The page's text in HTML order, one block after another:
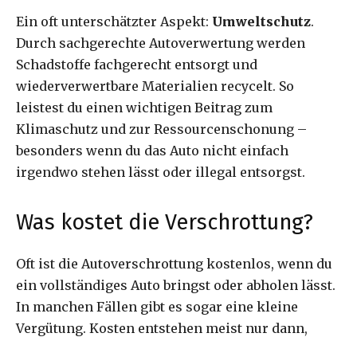
Ein oft unterschätzter Aspekt: Umweltschutz.
Durch sachgerechte Autoverwertung werden
Schadstoffe fachgerecht entsorgt und
wiederverwertbare Materialien recycelt. So
leistest du einen wichtigen Beitrag zum
Klimaschutz und zur Ressourcenschonung –
besonders wenn du das Auto nicht einfach
irgendwo stehen lässt oder illegal entsorgst.
Was kostet die Verschrottung?
Oft ist die Autoverschrottung kostenlos, wenn du
ein vollständiges Auto bringst oder abholen lässt.
In manchen Fällen gibt es sogar eine kleine
Vergütung. Kosten entstehen meist nur dann,